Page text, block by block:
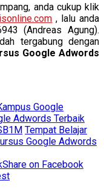
anda cukup klik
, lalu anda
(Andreas Agung).
tergabung dengan
Google Adwords
Google
Adwords Terbaik
Tempat Belajar
Google Adwords
Share on Facebook